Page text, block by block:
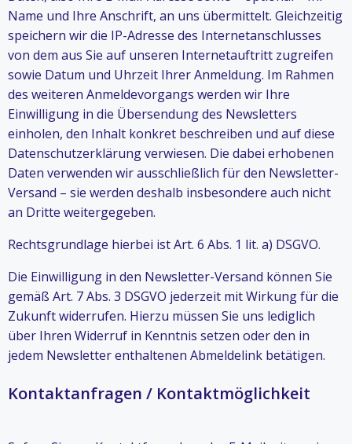
Name und Ihre Anschrift, an uns übermittelt. Gleichzeitig
speichern wir die IP-Adresse des Internetanschlusses
von dem aus Sie auf unseren Internetauftritt zugreifen
sowie Datum und Uhrzeit Ihrer Anmeldung. Im Rahmen
des weiteren Anmeldevorgangs werden wir Ihre
Einwilligung in die Übersendung des Newsletters
einholen, den Inhalt konkret beschreiben und auf diese
Datenschutzerklärung verwiesen. Die dabei erhobenen
Daten verwenden wir ausschließlich für den Newsletter-
Versand – sie werden deshalb insbesondere auch nicht
an Dritte weitergegeben.
Rechtsgrundlage hierbei ist Art. 6 Abs. 1 lit. a) DSGVO.
Die Einwilligung in den Newsletter-Versand können Sie
gemäß Art. 7 Abs. 3 DSGVO jederzeit mit Wirkung für die
Zukunft widerrufen. Hierzu müssen Sie uns lediglich
über Ihren Widerruf in Kenntnis setzen oder den in
jedem Newsletter enthaltenen Abmeldelink betätigen.
Kontaktanfragen / Kontaktmöglichkeit